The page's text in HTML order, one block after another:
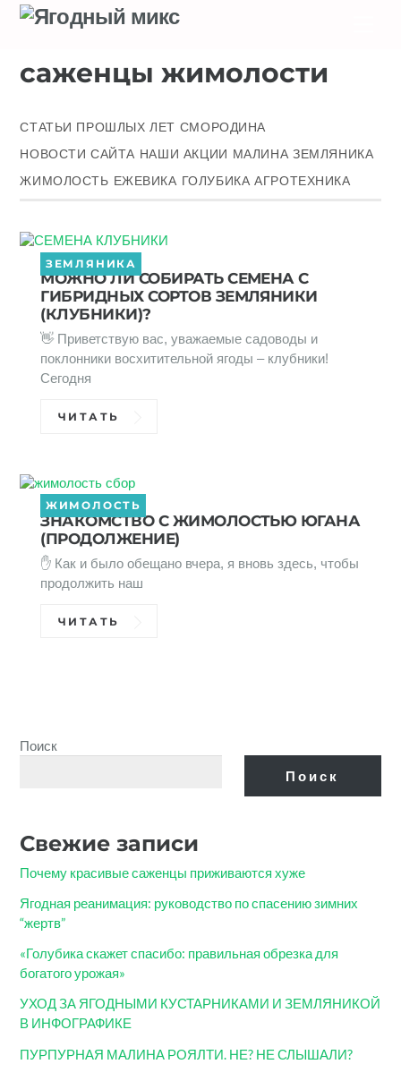
Skip
саженцы жимолости
СТАТЬИ ПРОШЛЫХ ЛЕТ СМОРОДИНА
НОВОСТИ САЙТА НАШИ АКЦИИ МАЛИНА ЗЕМЛЯНИКА
ЖИМОЛОСТЬ ЕЖЕВИКА ГОЛУБИКА АГРОТЕХНИКА
МОЖНО ЛИ СОБИРАТЬ СЕМЕНА С
ГИБРИДНЫХ СОРТОВ ЗЕМЛЯНИКИ
(КЛУБНИКИ)?
ЗЕМЛЯНИКА
👋 Приветствую вас, уважаемые садоводы и
поклонники восхитительной ягоды – клубники!
Сегодня
ЧИТАТЬ
ЗНАКОМСТВО С ЖИМОЛОСТЬЮ ЮГАНА
(ПРОДОЛЖЕНИЕ)
ЖИМОЛОСТЬ
✋ Как и было обещано вчера, я вновь здесь, чтобы
продолжить наш
ЧИТАТЬ
Поиск
Поиск
Свежие записи
Почему красивые саженцы приживаются хуже
Ягодная реанимация: руководство по спасению зимних
“жертв”
«Голубика скажет спасибо: правильная обрезка для
богатого урожая»
УХОД ЗА ЯГОДНЫМИ КУСТАРНИКАМИ И ЗЕМЛЯНИКОЙ
В ИНФОГРАФИКЕ
ПУРПУРНАЯ МАЛИНА РОЯЛТИ. НЕ? НЕ СЛЫШАЛИ?